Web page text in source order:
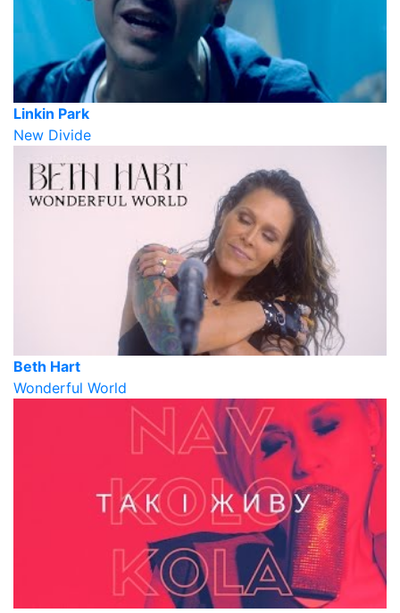
Linkin Park
New Divide
Beth Hart
Wonderful World